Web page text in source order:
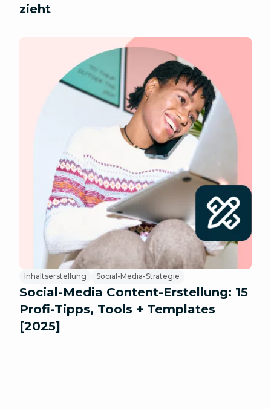
zieht
Inhaltserstellung Social-Media-Strategie
Social-Media Content-Erstellung: 15
Profi-Tipps, Tools + Templates
[2025]